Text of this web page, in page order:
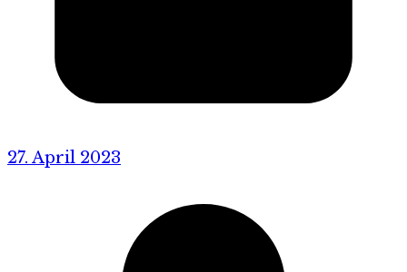
27. April 2023